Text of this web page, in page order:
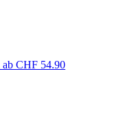
ab CHF 54.90